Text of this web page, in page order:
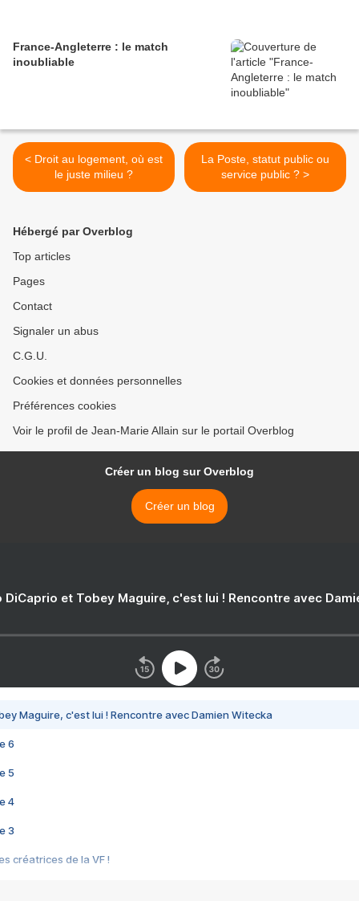
France-Angleterre : le match
inoubliable
< Droit au logement, où est
le juste milieu ?
La Poste, statut public ou
service public ? >
Hébergé par Overblog
Top articles
Pages
Contact
Signaler un abus
C.G.U.
Cookies et données personnelles
Préférences cookies
Voir le profil de Jean-Marie Allain sur le portail Overblog
Créer un blog sur Overblog
Créer un blog
DiCaprio et Tobey Maguire, c'est lui ! Rencontre avec
Maguire, c'est lui ! Rencontre avec Damien Witecka
6
5
4
3
créatrices de la VF !